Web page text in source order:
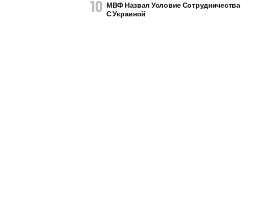
МВФ Назвал Условие Сотрудничества
С Украиной